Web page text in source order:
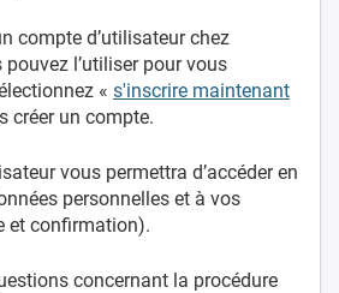
compte d’utilisateur chez
l’utiliser pour vous
« s'inscrire maintenant
créer un compte.
vous permettra d’accéder en
personnelles et à vos
et confirmation).
concernant la procédure